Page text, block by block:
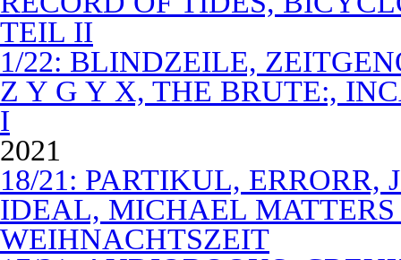
TEIL II
1/22: BLINDZEILE,
Z Y G Y X, THE BRUTE:,
I
2021
18/21: PARTIKUL,
IDEAL, MICHAEL
WEIHNACHTSZEIT